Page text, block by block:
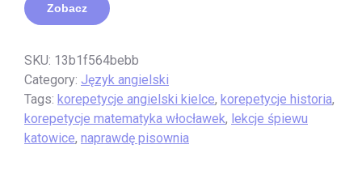
Zobacz
SKU: 13b1f564bebb
Category: Język angielski
Tags: korepetycje angielski kielce, korepetycje historia,
korepetycje matematyka włocławek, lekcje śpiewu
katowice, naprawdę pisownia